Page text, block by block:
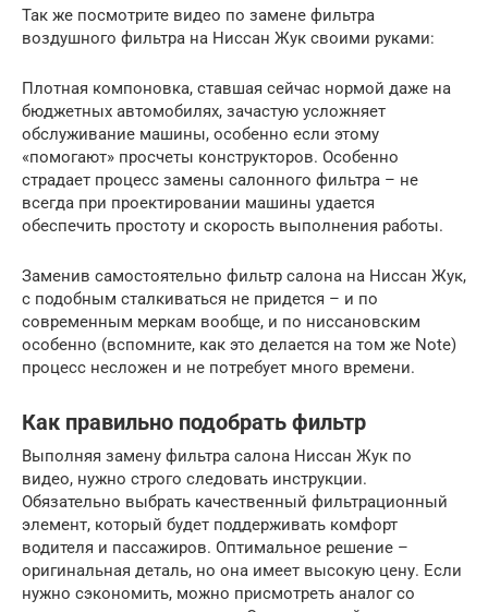
Так же посмотрите видео по замене фильтра
воздушного фильтра на Ниссан Жук своими руками:
Плотная компоновка, ставшая сейчас нормой даже на
бюджетных автомобилях, зачастую усложняет
обслуживание машины, особенно если этому
«помогают» просчеты конструкторов. Особенно
страдает процесс замены салонного фильтра – не
всегда при проектировании машины удается
обеспечить простоту и скорость выполнения работы.
Заменив самостоятельно фильтр салона на Ниссан Жук,
с подобным сталкиваться не придется – и по
современным меркам вообще, и по ниссановским
особенно (вспомните, как это делается на том же Note)
процесс несложен и не потребует много времени.
Как правильно подобрать фильтр
Выполняя замену фильтра салона Ниссан Жук по
видео, нужно строго следовать инструкции.
Обязательно выбрать качественный фильтрационный
элемент, который будет поддерживать комфорт
водителя и пассажиров. Оптимальное решение –
оригинальная деталь, но она имеет высокую цену. Если
нужно сэкономить, можно присмотреть аналог со